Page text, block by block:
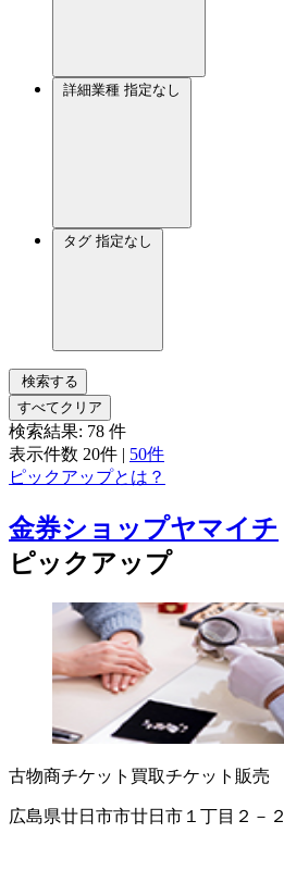
詳細業種 指定なし
タグ 指定なし
検索する
すべてクリア
検索結果: 78 件
表示件数 20件 | 50件
ピックアップとは？
金券ショップヤマイチ
ピックアップ
古物商チケット買取チケット販売
広島県廿日市市廿日市１丁目２－２